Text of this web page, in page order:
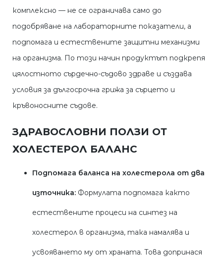
комплексно — не се ограничава само до
подобряване на лабораторните показатели, а
подпомага и естествените защитни механизми
на организма. По този начин продуктът подкрепя
цялостното сърдечно-съдово здраве и създава
условия за дългосрочна грижа за сърцето и
кръвоносните съдове.
ЗДРАВОСЛОВНИ ПОЛЗИ ОТ
ХОЛЕСТЕРОЛ БАЛАНС
Подпомага баланса на холестерола от два
източника: Формулата подпомага както
естествените процеси на синтез на
холестерол в организма, така намалява и
усвояването му от храната. Това допринася